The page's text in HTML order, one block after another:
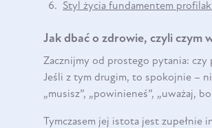
Styl życia fundamentem
Jak dbać o zdrowie, czyli czym
Zacznijmy od prostego pytania: czy
Jeśli z tym drugim, to spokojnie –
„musisz”, „powinieneś”, „uważaj,
Tymczasem jej istota jest zupełnie